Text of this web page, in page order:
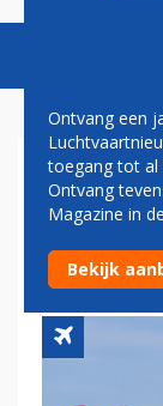
AIR
LIJKT
Ontvang een
toegang tot al
Ontvang
Magazine in
Bekijk